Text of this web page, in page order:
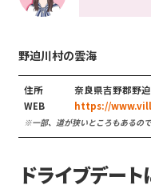
野迫川村の雲海
住所
奈良県吉野郡野
WEB
https://
※一部、道が狭いところもあるので
ドライブデー